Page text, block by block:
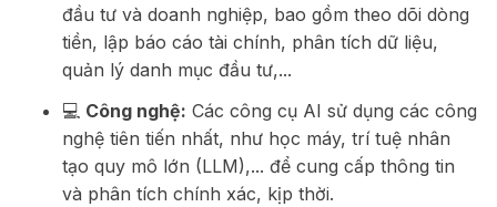
đầu tư và doanh nghiệp, bao gồm theo dõi dòng
tiền, lập báo cáo tài chính, phân tích dữ liệu,
quản lý danh mục đầu tư,...
💻 Công nghệ: Các công cụ AI sử dụng các công
nghệ tiên tiến nhất, như học máy, trí tuệ nhân
tạo quy mô lớn (LLM),... để cung cấp thông tin
và phân tích chính xác, kịp thời.